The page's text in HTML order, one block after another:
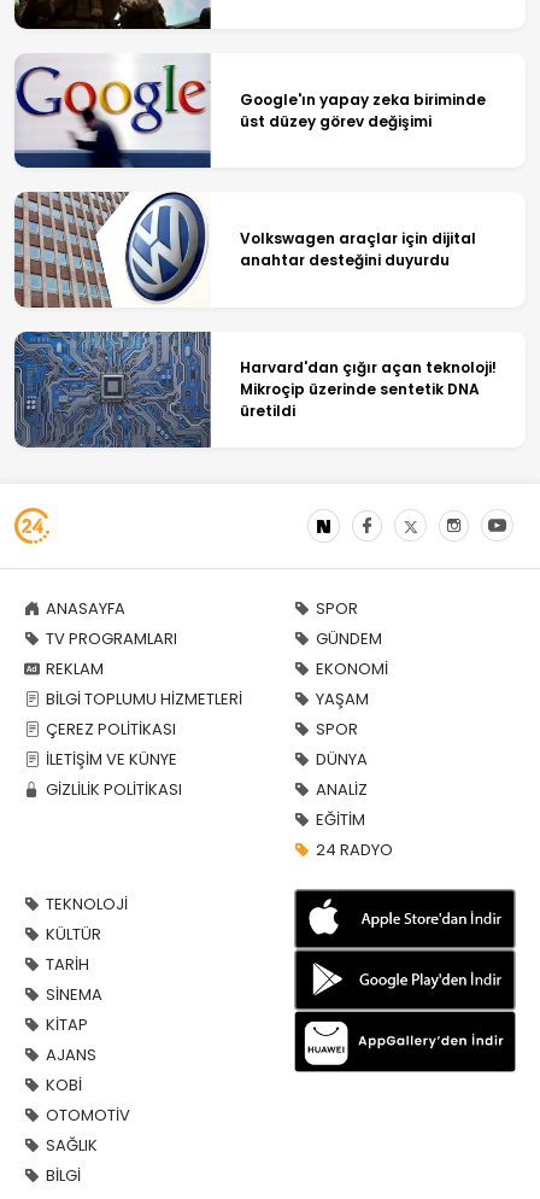
Google'ın yapay zeka biriminde
üst düzey görev değişimi
Volkswagen araçlar için dijital
anahtar desteğini duyurdu
Harvard'dan çığır açan teknoloji!
Mikroçip üzerinde sentetik DNA
üretildi
ANASAYFA
TV PROGRAMLARI
REKLAM
BİLGİ TOPLUMU HİZMETLERİ
ÇEREZ POLİTİKASI
İLETİŞİM VE KÜNYE
GİZLİLİK POLİTİKASI
SPOR
GÜNDEM
EKONOMİ
YAŞAM
SPOR
DÜNYA
ANALİZ
EĞİTİM
24 RADYO
TEKNOLOJİ
KÜLTÜR
TARİH
SİNEMA
KİTAP
AJANS
KOBİ
OTOMOTİV
SAĞLIK
BİLGİ